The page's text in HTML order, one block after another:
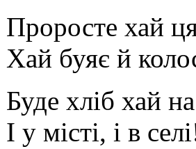
Проросте хай
Хай буяє й
Буде хліб хай на
І у місті, і в